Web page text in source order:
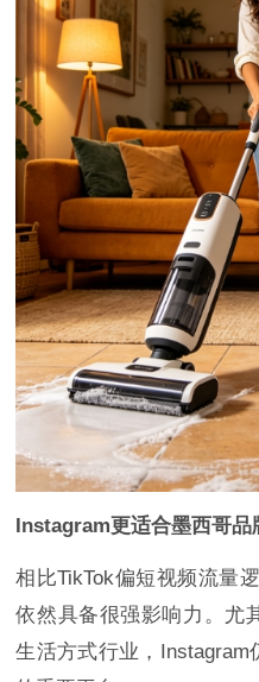
Instagram更适合墨西哥品
相比TikTok偏短视频流量
依然具备很强影响力。尤
生活方式行业，